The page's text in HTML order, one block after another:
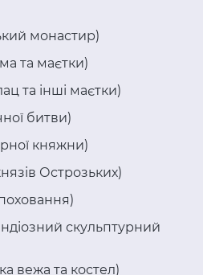
монастир)
та маєтки)
та інші маєтки)
битви)
княжни)
Острозьких)
скульптурний
вежа та костел)